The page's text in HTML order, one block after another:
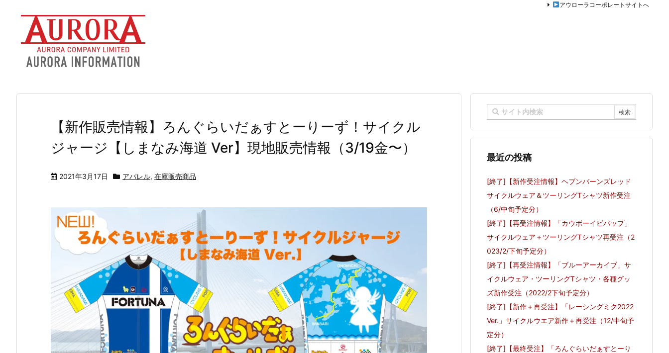
アウローラコーポレートサイトへ
【新作販売情報】ろんぐらいだぁすとーりーず！サイクル
ジャージ【しまなみ海道 Ver】現地販売情報（3/19金〜）
2021年3月17日 アパレル, 在庫販売商品
最近の投稿
[終了]【新作受注情報】ヘブンバーンズレッド
サイクルウェア＆ツーリングTシャツ新作受注
（6/中旬予定分）
[終了]【再受注情報】「カウボーイビバップ」
サイクルウェア＋ツーリングTシャツ再受注（2
023/2/下旬予定分）
[終了]【再受注情報】「ブルーアーカイブ」サ
イクルウェア・ツーリングTシャツ・各種グッ
ズ新作受注（2022/2下旬予定分）
[終了]【新作＋再受注】「レーシングミク2022
Ver.」サイクルウエア新作＋再受注（12/中旬予
定分）
[終了]【最終受注】「ろんぐらいだぁすとーり